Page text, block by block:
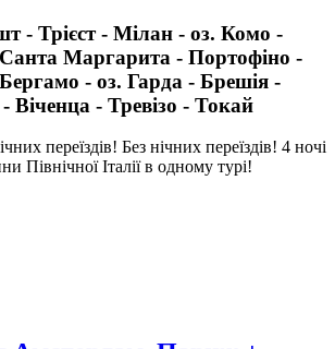
- Трієст - Мілан - оз. Комо -
Маргарита - Портофіно -
- оз. Гарда - Брешія -
- Тревізо - Токай
переїздів! Без нічних переїздів! 4 ночі
Північної Італії в одному турі!